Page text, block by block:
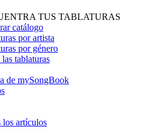
TUS TABLATURAS
catálogo
por artista
por género
las tablaturas
de mySongBook
los artículos